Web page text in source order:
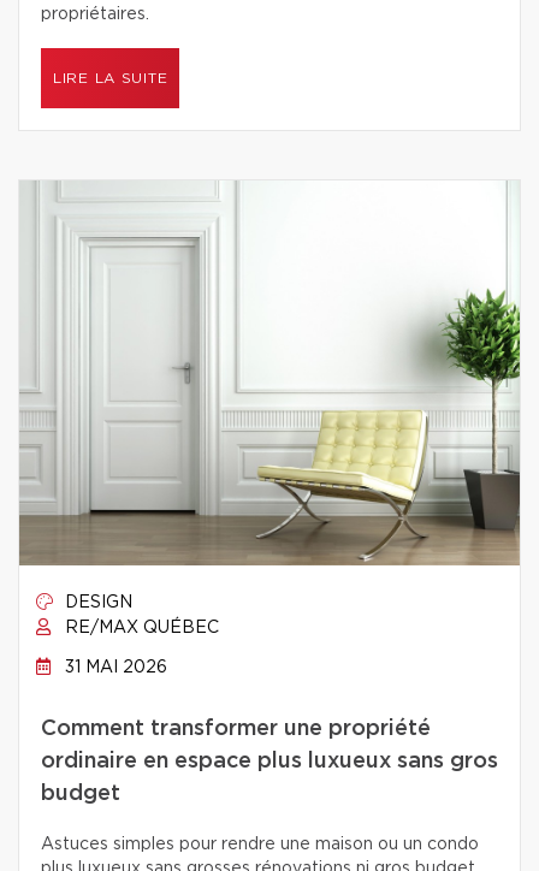
propriétaires.
LIRE LA SUITE
DESIGN
RE/MAX QUÉBEC
31 MAI 2026
Comment transformer une propriété
ordinaire en espace plus luxueux sans gros
budget
Astuces simples pour rendre une maison ou un condo